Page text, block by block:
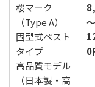
桜マーク
（Type A）
固型式ベスト
タイプ
高品質モデル
（日本製・高
〜
0